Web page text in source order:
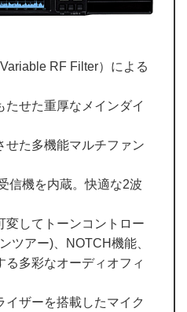
RF Filter）による
たせた重厚なメインダイ
せた多機能マルチファン
信機を内蔵。快適な2波
変してトーンコントロー
ツアー)、NOTCH機能、
る多彩なオーディオフィ
イザーを搭載したマイク